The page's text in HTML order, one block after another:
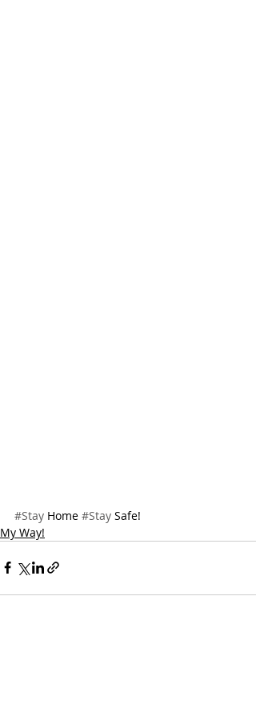
#Stay Home #Stay Safe!
My Way!